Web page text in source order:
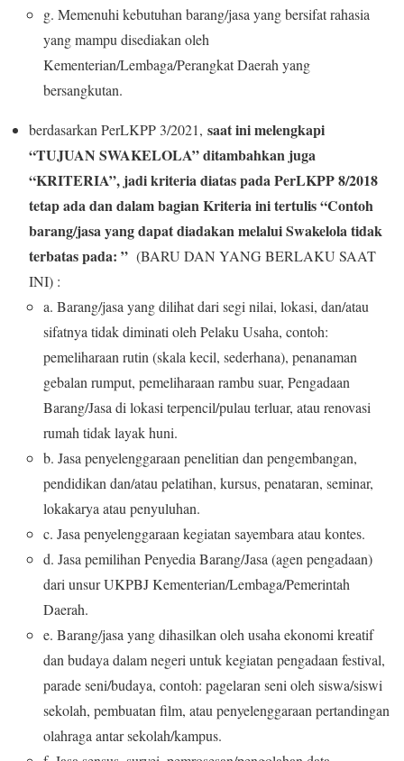
g. Memenuhi kebutuhan barang/jasa yang bersifat rahasia
yangmampu disediakan oleh
Kementerian/Lembaga/PerangkatDaerah yang
bersangkutan.
berdasarkan PerLKPP 3/2021, saat ini melengkapi
“TUJUAN SWAKELOLA” ditambahkan juga
“KRITERIA”, jadi kriteria diatas pada PerLKPP 8/2018
tetap ada dan dalam bagian Kriteria ini tertulis “Contoh
barang/jasayang dapat diadakan melaluiSwakelolatidak
terbataspada: ” (BARU DAN YANG BERLAKU SAAT
INI) :
a. Barang/jasa yang dilihat dari segi nilai, lokasi, dan/atau
sifatnya tidak diminati oleh Pelaku Usaha, contoh:
pemeliharaan rutin (skala kecil, sederhana), penanaman
gebalan rumput, pemeliharaan rambu suar, Pengadaan
Barang/Jasa di lokasi terpencil/pulau terluar, atau renovasi
rumah tidak layak huni.
b. Jasa penyelenggaraan penelitian dan pengembangan,
pendidikan dan/atau pelatihan, kursus, penataran, seminar,
lokakarya atau penyuluhan.
c. Jasa penyelenggaraan kegiatan sayembara atau kontes.
d. Jasa pemilihan Penyedia Barang/Jasa (agen pengadaan)
dari unsurUKPBJ Kementerian/Lembaga/Pemerintah
Daerah.
e. Barang/jasa yang dihasilkan oleh usaha ekonomi kreatif
dan budaya dalam negeri untuk kegiatan pengadaan festival,
paradeseni/budaya, contoh: pagelaran seni oleh siswa/siswi
sekolah, pembuatan film, atau penyelenggaraan pertandingan
olahraga antar sekolah/kampus.